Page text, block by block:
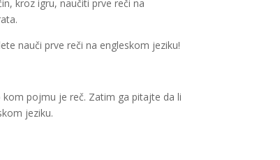
kroz igru, naučiti prve reči na
nauči prve reči na engleskom jeziku!
pojmu je reč. Zatim ga pitajte da li
jeziku.